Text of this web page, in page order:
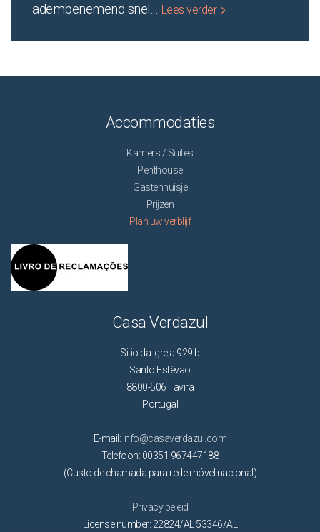
adembenemend snel... Lees verder
Accommodaties
Kamers / Suites
Penthouse
Gastenhuisje
Prijzen
Plan uw verblijf
Casa Verdazul
Sitio da Igreja 929 b
Santo Estêvao
8800-506 Tavira
Portugal
E-mail: info@casaverdazul.com
Telefoon: 00351 967447188
(Custo de chamada para rede móvel nacional)
Privacy beleid
License number: 22824/AL 53346/AL